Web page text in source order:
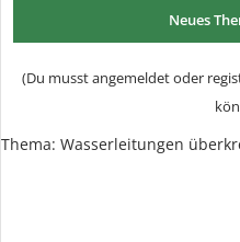
Neues
(Du musst angemeldet oder
Thema: Wasserleitungen